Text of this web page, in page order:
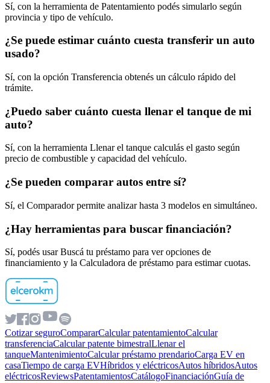
Sí, con la herramienta de Patentamiento podés simularlo según
provincia y tipo de vehículo.
¿Se puede estimar cuánto cuesta transferir un auto
usado?
Sí, con la opción Transferencia obtenés un cálculo rápido del
trámite.
¿Puedo saber cuánto cuesta llenar el tanque de mi
auto?
Sí, con la herramienta Llenar el tanque calculás el gasto según
precio de combustible y capacidad del vehículo.
¿Se pueden comparar autos entre sí?
Sí, el Comparador permite analizar hasta 3 modelos en simultáneo.
¿Hay herramientas para buscar financiación?
Sí, podés usar Buscá tu préstamo para ver opciones de
financiamiento y la Calculadora de préstamo para estimar cuotas.
Cotizar seguroCompararCalcular patentamientoCalcular
transferenciaCalcular patente bimestralLlenar el
tanqueMantenimientoCalcular préstamo prendarioCarga EV en
casaTiempo de carga EVHíbridos y eléctricosAutos híbridosAutos
eléctricosReviewsPatentamientosCatálogoFinanciaciónGuía de